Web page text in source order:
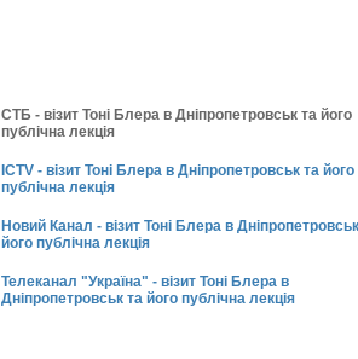
СТБ - візит Тоні Блера в Дніпропетровськ та його
публічна лекція
ICTV - візит Тоні Блера в Дніпропетровськ та його
публічна лекція
Новий Канал - візит Тоні Блера в
його публічна лекція
Телеканал "Україна" - візит Тоні Блера в
Дніпропетровськ та його публічна лекція